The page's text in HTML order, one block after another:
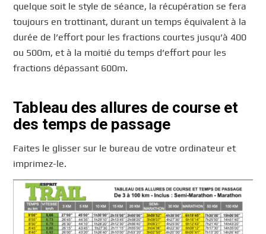
quelque soit le style de séance, la récupération se fera
toujours en trottinant, durant un temps équivalent à la
durée de l’effort pour les fractions courtes jusqu’à 400
ou 500m, et à la moitié du temps d’effort pour les
fractions dépassant 600m.
Tableau des allures de course et
des temps de passage
Faites le glisser sur le bureau de votre ordinateur et
imprimez-le.